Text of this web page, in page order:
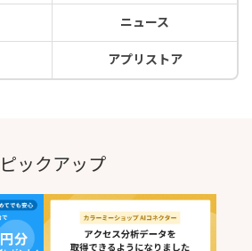
ニュース
アプリストア
ピックアップ